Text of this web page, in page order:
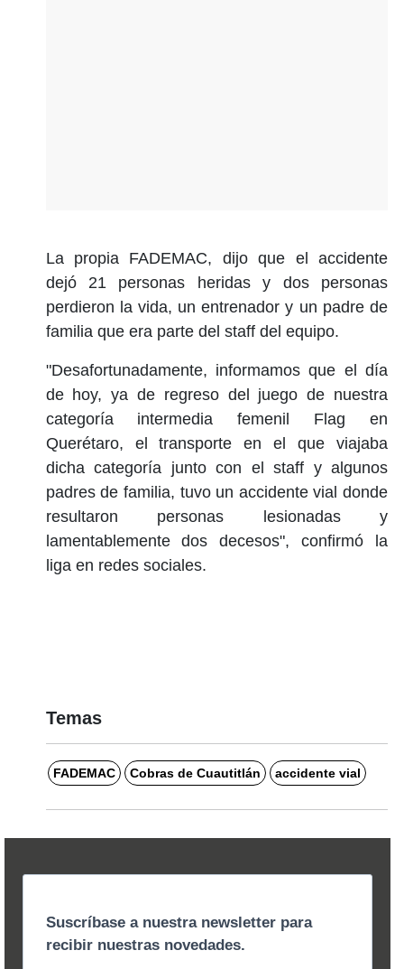
La propia FADEMAC, dijo que el accidente
dejó 21 personas heridas y dos personas
perdieron la vida, un entrenador y un padre de
familia que era parte del staff del equipo.
"Desafortunadamente, informamos que el día
de hoy, ya de regreso del juego de nuestra
categoría intermedia femenil Flag en
Querétaro, el transporte en el que viajaba
dicha categoría junto con el staff y algunos
padres de familia, tuvo un accidente vial donde
resultaron personas lesionadas y
lamentablemente dos decesos", confirmó la
liga en redes sociales.
Temas
FADEMAC Cobras de Cuautitlán accidente vial